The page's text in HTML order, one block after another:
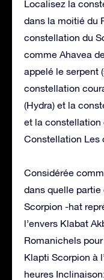
Localisez la
dans la moitié du
constellation du
comme Ahavea
appelé le serpent
constellation
(Hydra) et la
et la constellation
Constellation Les
Considérée
dans quelle
Scorpion -hat
l’envers Klabat
Romanichels
Klapti Scorpion à
heures